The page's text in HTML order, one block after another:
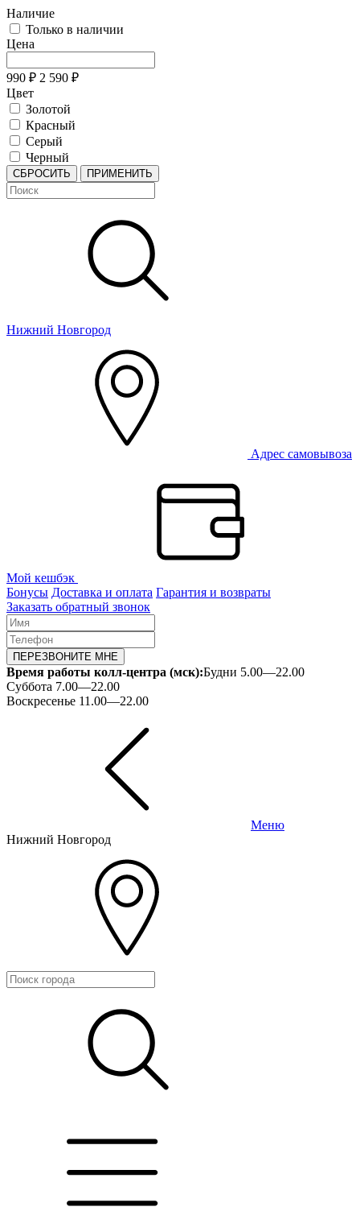
Наличие
Только в наличии
Цена
990 ₽ 2 590 ₽
Цвет
Золотой
Красный
Серый
Черный
СБРОСИТЬ ПРИМЕНИТЬ
Нижний Новгород
Адрес самовывоза
Мой кешбэк
Бонусы Доставка и оплата Гарантия и возвраты
Заказать обратный звонок
ПЕРЕЗВОНИТЕ МНЕ
Время работы колл-центра (мск):Будни 5.00—22.00
Суббота 7.00—22.00
Воскресенье 11.00—22.00
Меню
Нижний Новгород